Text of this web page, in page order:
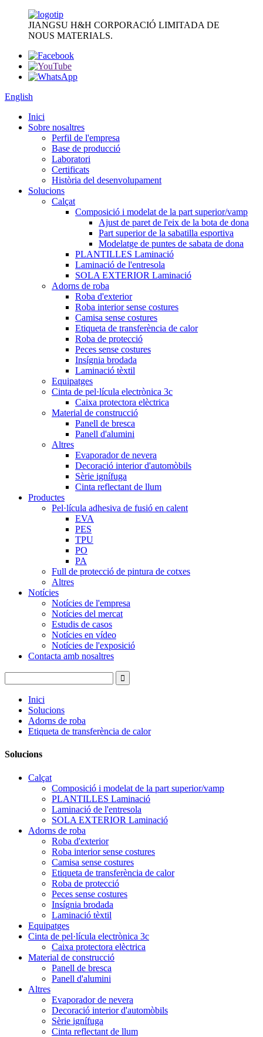
JIANGSU H&H CORPORACIÓ LIMITADA DE
NOUS MATERIALS.
English
Inici
Sobre nosaltres
Perfil de l'empresa
Base de producció
Laboratori
Certificats
Història del desenvolupament
Solucions
Calçat
Composició i modelat de la part superior/vamp
Ajust de paret de l'eix de la bota de dona
Part superior de la sabatilla esportiva
Modelatge de puntes de sabata de dona
PLANTILLES Laminació
Laminació de l'entresola
SOLA EXTERIOR Laminació
Adorns de roba
Roba d'exterior
Roba interior sense costures
Camisa sense costures
Etiqueta de transferència de calor
Roba de protecció
Peces sense costures
Insígnia brodada
Laminació tèxtil
Equipatges
Cinta de pel·lícula electrònica 3c
Caixa protectora elèctrica
Material de construcció
Panell de bresca
Panell d'alumini
Altres
Evaporador de nevera
Decoració interior d'automòbils
Sèrie ignífuga
Cinta reflectant de llum
Productes
Pel·lícula adhesiva de fusió en calent
EVA
PES
TPU
PO
PA
Full de protecció de pintura de cotxes
Altres
Notícies
Notícies de l'empresa
Notícies del mercat
Estudis de casos
Notícies en vídeo
Notícies de l'exposició
Contacta amb nosaltres
Inici
Solucions
Adorns de roba
Etiqueta de transferència de calor
Solucions
Calçat
Composició i modelat de la part superior/vamp
PLANTILLES Laminació
Laminació de l'entresola
SOLA EXTERIOR Laminació
Adorns de roba
Roba d'exterior
Roba interior sense costures
Camisa sense costures
Etiqueta de transferència de calor
Roba de protecció
Peces sense costures
Insígnia brodada
Laminació tèxtil
Equipatges
Cinta de pel·lícula electrònica 3c
Caixa protectora elèctrica
Material de construcció
Panell de bresca
Panell d'alumini
Altres
Evaporador de nevera
Decoració interior d'automòbils
Sèrie ignífuga
Cinta reflectant de llum